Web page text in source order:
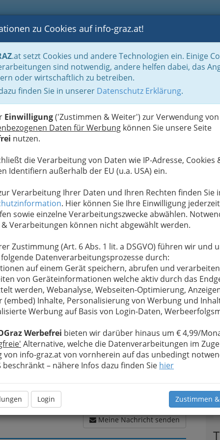
BLOGS FOTOS GASTRONOMIE BRANCHEN
zu Cookies auf info-graz.at!
.at setzt Cookies und andere Technologien ein. Einige
sind notwendig, andere helfen dabei, das
oder wirtschaftlich zu betreiben.
finden Sie in unserer Datenschutz Erklärung.
Einwilligung('Zustimmen & Weiter') zur Verwendung von
Daten für Werbung können Sie unsere Seite
nutzen.
die Verarbeitung von Daten wie IP-Adresse, Cookies
Identifiern außerhalb der EU (u.a. USA) ein.
Verarbeitung Ihrer Daten und Ihren Rechten finden Sie
. Hier können Sie Ihre Einwilligung jederzeit
sowie einzelne Verarbeitungszwecke abwählen.
& Verarbeitungen können nicht abgewählt werden.
Zustimmung (Art. 6 Abs. 1 lit. a DSGVO) führen wir und
Datenverarbeitungsprozesse durch:
auf einem Gerät speichern, abrufen und
von Geräteinformationen welche aktiv durch das
werden, Webanalyse, Webseiten-Optimierung,
(embed) Inhalte, Personalisierung von Werbung und
Werbung auf Basis von Login-Daten,
Werbefrei bieten wir darüber hinaus um € 4,99/
Alternative, welche die Datenverarbeitungen im
von info-graz.at von vornherein auf das unbedingt
beschränkt – nähere Infos dazu finden Sie hier
Login Zustimmen
- (fast) alles rund um Haustiere Tierärzte und Tierärztinnen -
bewahren, verwenden wir an dieser Stelle zur
Ihre Nachricht wird nach dem Absenden
Sabine, Dipl. Tzt. Dr., - Tierarztpraxis Gösting
Meine Nachricht
Meine Nachricht senden